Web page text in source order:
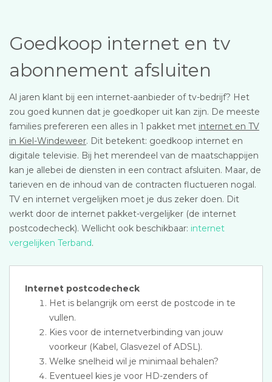
Goedkoop internet en tv
abonnement afsluiten
Al jaren klant bij een internet-aanbieder of tv-bedrijf? Het
zou goed kunnen dat je goedkoper uit kan zijn. De meeste
families prefereren een alles in 1 pakket met internet en TV
in Kiel-Windeweer. Dit betekent: goedkoop internet en
digitale televisie. Bij het merendeel van de maatschappijen
kan je allebei de diensten in een contract afsluiten. Maar, de
tarieven en de inhoud van de contracten fluctueren nogal.
TV en internet vergelijken moet je dus zeker doen. Dit
werkt door de internet pakket-vergelijker (de internet
postcodecheck). Wellicht ook beschikbaar: internet
vergelijken Terband.
Internet postcodecheck
Het is belangrijk om eerst de postcode in te
vullen.
Kies voor de internetverbinding van jouw
voorkeur (Kabel, Glasvezel of ADSL).
Welke snelheid wil je minimaal behalen?
Eventueel kies je voor HD-zenders of